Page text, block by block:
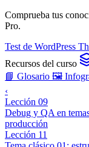
Comprueba tus
Pro.
Test de WordPress
Recursos del curso
📘 Glosario 🖼️
‹
Lección 09
Debug y QA en
producción
Lección 11